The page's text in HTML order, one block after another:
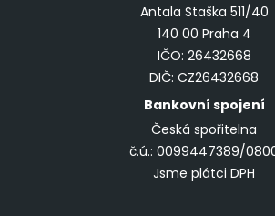
Antala Staška 511/40
140 00 Praha 4
IČO: 26432668
DIČ: CZ26432668
Bankovní spojení
Česká spořitelna
č.ú.: 0099447389/
Jsme plátci DPH